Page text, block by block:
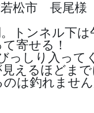
若松市 長尾
トンネル下
寄せる！
っしり入って
えるほどま
は釣れません